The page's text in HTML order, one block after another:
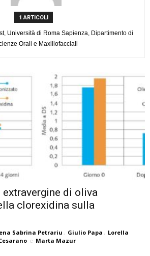
1 ARTICOLI
Università di Roma Sapienza, Dipartimento di
Orali e Maxillofacciali
di oliva
clorexidina sulla
Sabrina Petrariu , Giulio Papa , Lorella
e Marta Mazur